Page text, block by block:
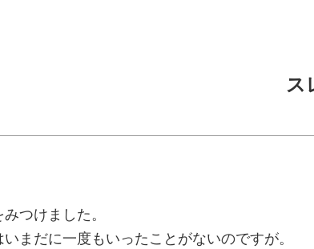
ス
つけました。
まだに一度もいったことがないのですが。